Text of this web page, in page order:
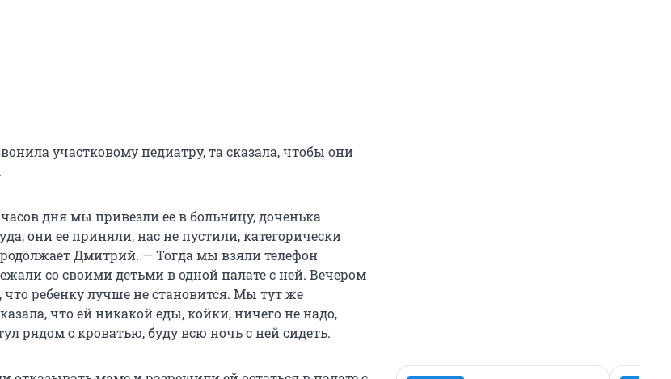
участковому педиатру, та сказала, чтобы они
дня мы привезли ее в больницу, доченька
они ее приняли, нас не пустили, категорически
Дмитрий. — Тогда мы взяли телефон
со своими детьми в одной палате с ней. Вечером
ребенку лучше не становится. Мы тут же
что ей никакой еды, койки, ничего не надо,
рядом с кроватью, буду всю ночь с ней сидеть.